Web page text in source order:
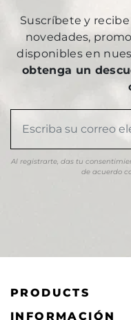
Suscríbete y
novedades,
disponibles en
obtenga un
Al registrarte, das tu
de acuerdo
PRODUCTS
INFORMACIÓN